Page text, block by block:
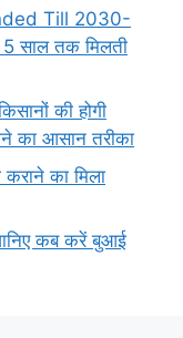
Till 2030-
साल तक मिलती
की होगी
का आसान तरीका
का मिला
कब करें बुआई